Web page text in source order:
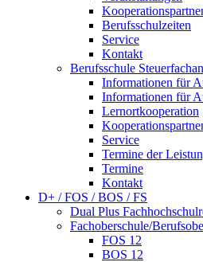
Berufsschulzeiten
Service
Kontakt
Berufsschule
Informationen für
Informationen für
Lernortkooperation
Service
Termine der
Termine
Kontakt
D+ / FOS / BOS / FS
Dual Plus
Fachoberschule/
FOS 12
BOS 12